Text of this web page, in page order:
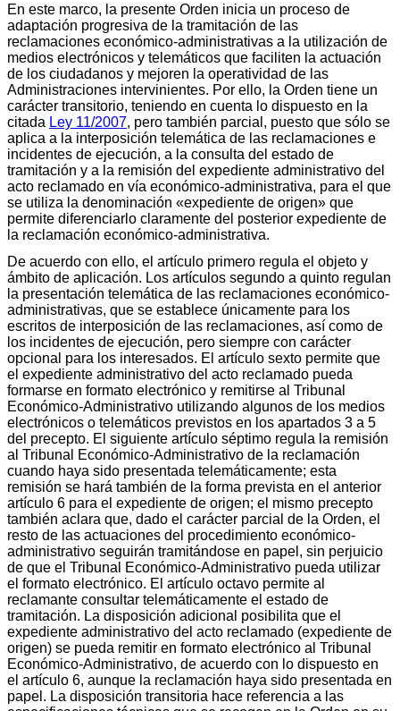
En este marco, la presente Orden inicia un proceso de
adaptación progresiva de la tramitación de las
reclamaciones económico-administrativas a la utilización de
medios electrónicos y telemáticos que faciliten la actuación
de los ciudadanos y mejoren la operatividad de las
Administraciones intervinientes. Por ello, la Orden tiene un
carácter transitorio, teniendo en cuenta lo dispuesto en la
citada Ley 11/2007, pero también parcial, puesto que sólo se
aplica a la interposición telemática de las reclamaciones e
incidentes de ejecución, a la consulta del estado de
tramitación y a la remisión del expediente administrativo del
acto reclamado en vía económico-administrativa, para el que
se utiliza la denominación «expediente de origen» que
permite diferenciarlo claramente del posterior expediente de
la reclamación económico-administrativa.
De acuerdo con ello, el artículo primero regula el objeto y
ámbito de aplicación. Los artículos segundo a quinto regulan
la presentación telemática de las reclamaciones económico-
administrativas, que se establece únicamente para los
escritos de interposición de las reclamaciones, así como de
los incidentes de ejecución, pero siempre con carácter
opcional para los interesados. El artículo sexto permite que
el expediente administrativo del acto reclamado pueda
formarse en formato electrónico y remitirse al Tribunal
Económico-Administrativo utilizando algunos de los medios
electrónicos o telemáticos previstos en los apartados 3 a 5
del precepto. El siguiente artículo séptimo regula la remisión
al Tribunal Económico-Administrativo de la reclamación
cuando haya sido presentada telemáticamente; esta
remisión se hará también de la forma prevista en el anterior
artículo 6 para el expediente de origen; el mismo precepto
también aclara que, dado el carácter parcial de la Orden, el
resto de las actuaciones del procedimiento económico-
administrativo seguirán tramitándose en papel, sin perjuicio
de que el Tribunal Económico-Administrativo pueda utilizar
el formato electrónico. El artículo octavo permite al
reclamante consultar telemáticamente el estado de
tramitación. La disposición adicional posibilita que el
expediente administrativo del acto reclamado (expediente de
origen) se pueda remitir en formato electrónico al Tribunal
Económico-Administrativo, de acuerdo con lo dispuesto en
el artículo 6, aunque la reclamación haya sido presentada en
papel. La disposición transitoria hace referencia a las